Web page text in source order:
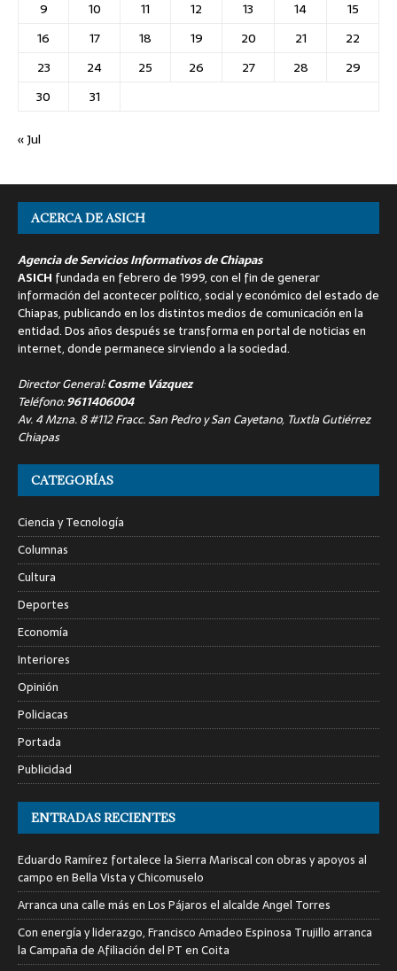
9
10 11 12 13 14
15
16
17 18 19 20 21
22
23
24 25 26 27 28
29
30
31
« Jul
ACERCA DE ASICH
Agencia de Servicios Informativos de Chiapas
ASICH fundada en febrero de 1999, con el fin de generar
información del acontecer político, social y económico del estado de
Chiapas, publicando en los distintos medios de comunicación en la
entidad. Dos años después se transforma en portal de noticias en
internet, donde permanece sirviendo a la sociedad.
Director General:Cosme Vázquez
Teléfono:9611406004
Av. 4 Mzna. 8 #112 Fracc. San Pedro y San Cayetano, Tuxtla Gutiérrez
Chiapas
CATEGORÍAS
Ciencia y Tecnología
Columnas
Cultura
Deportes
Economía
Interiores
Opinión
Policiacas
Portada
Publicidad
ENTRADAS RECIENTES
Eduardo Ramírez fortalece la Sierra Mariscal con obras y apoyos al
campo en Bella Vista y Chicomuselo
Arranca una calle más en Los Pájaros el alcalde Angel Torres
Con energía y liderazgo, Francisco Amadeo Espinosa Trujillo arranca
la Campaña de Afiliación del PT en Coita